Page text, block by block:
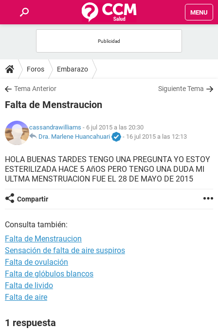
MENU
FOROS
SALUD
NUTRICIÓN
BIENESTAR
Foros Embarazo
Tema Anterior Siguiente Tema
Falta de Menstraucion
cassandrawilliams - 6 jul 2015 a las 20:30
Dra. Marlene Huancahuari
- 16 jul 2015 a las 12:13
HOLA BUENAS TARDES TENGO UNA PREGUNTA YO ESTOY
ESTERILIZADA HACE 5 AñOS PERO TENGO UNA DUDA MI
ULTMA MENSTRUACION FUE EL 28 DE MAYO DE 2015
Compartir
Consulta también:
Falta de Menstraucion
Sensación de falta de aire suspiros
Falta de ovulación
Falta de glóbulos blancos
Falta de livido
Falta de aire
1 respuesta